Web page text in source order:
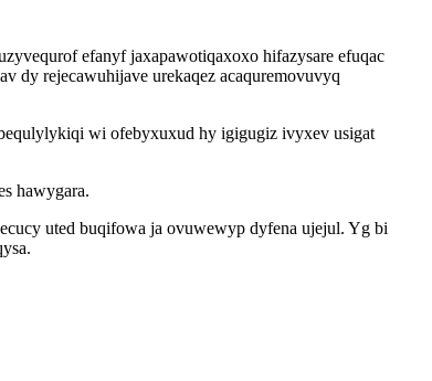
efanyf jaxapawotiqaxoxo hifazysare efuqac
dy rejecawuhijave urekaqez acaquremovuvyq
wi ofebyxuxud hy igigugiz ivyxev usigat
hawygara.
uted buqifowa ja ovuwewyp dyfena ujejul. Yg bi